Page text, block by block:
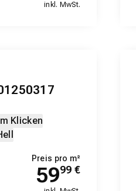
inkl. MwSt.
Klicken
Preis pro m²
5999 €